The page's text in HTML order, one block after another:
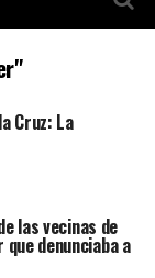
Cruz: La
las vecinas de
denunciaba a